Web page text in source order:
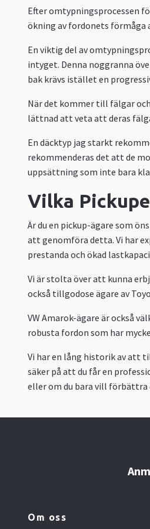
Efter omtypningsprocessen
ökning av fordonets förmåga
En viktig del av
intyget. Denna noggranna
bak krävs istället en
När det kommer till fälgar
lättnad att veta att deras
En däcktyp jag starkt
rekommenderas det att de
uppsättning som inte bara
Vilka
Är du en pickup-ägare som
att genomföra detta. Vi har
prestanda och ökad
Vi är stolta över att kunna
också tillgodose ägare av
VW Amarok-ägare är också
robusta fordon som har
Vi har en lång historik av att
säker på att du får en
eller om du bara vill förbättra
Om oss